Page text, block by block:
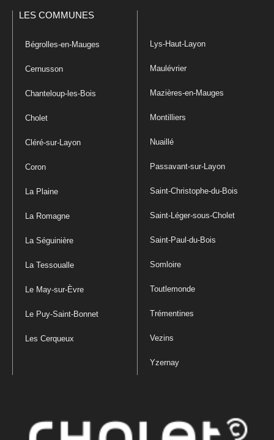
LES COMMUNES
Bégrolles-en-Mauges
Cernusson
Chanteloup-les-Bois
Cholet
Cléré-sur-Layon
Coron
La Plaine
La Romagne
La Séguinière
La Tessoualle
Le May-sur-Èvre
Le Puy-Saint-Bonnet
Les Cerqueux
Lys-Haut-Layon
Maulévrier
Mazières-en-Mauges
Montilliers
Nuaillé
Passavant-sur-Layon
Saint-Christophe-du-Bois
Saint-Léger-sous-Cholet
Saint-Paul-du-Bois
Somloire
Toutlemonde
Trémentines
Vezins
Yzernay